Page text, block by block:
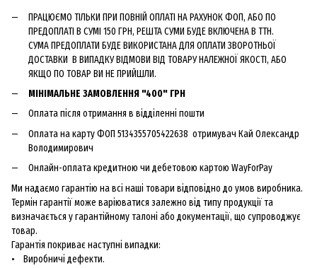
ПРАЦЮЄМО ТІЛЬКИ ПРИ ПОВНІЙ ОПЛАТІ НА РАХУНОК ФОП, АБО ПО
ПРЕДОПЛАТІ В СУМІ 150 ГРН, РЕШТА СУМИ БУДЕ ВКЛЮЧЕНА В ТТН.
СУМА ПРЕДОПЛАТИ БУДЕ ВИКОРИСТАНА ДЛЯ ОПЛАТИ ЗВОРОТНЬОЇ
ДОСТАВКИ В ВИПАДКУ ВІДМОВИ ВІД ТОВАРУ НАЛЕЖНОЇ ЯКОСТІ, АБО
ЯКЩО ПО ТОВАР ВИ НЕ ПРИЙШЛИ.
МІНІМАЛЬНЕ ЗАМОВЛЕННЯ "400" ГРН
Оплата після отримання в відділенні пошти
Оплата на карту ФОП 5134355705422638 отримувач Кай Олександр
Володимирович
Онлайн-оплата кредитною чи дебетовою картою WayForPay
Ми надаємо гарантію на всі наші товари відповідно до умов виробника.
Термін гарантії може варіюватися залежно від типу продукції та
визначається у гарантійному талоні або документації, що супроводжує
товар.
Гарантія покриває наступні випадки:
• Виробничі дефекти.